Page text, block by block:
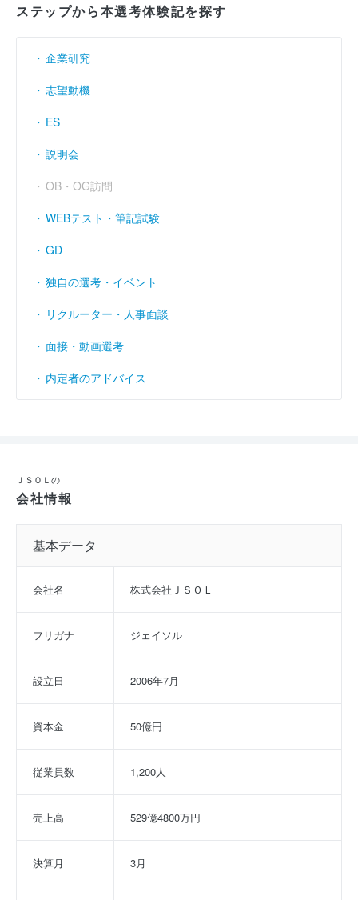
ステップから本選考体験記を探す
企業研究
志望動機
ES
説明会
OB・OG訪問
WEBテスト・筆記試験
GD
独自の選考・イベント
リクルーター・人事面談
面接・動画選考
内定者のアドバイス
ＪＳＯＬの
会社情報
基本データ
会社名 株式会社ＪＳＯＬ
フリガナ ジェイソル
設立日 2006年7月
資本金 50億円
従業員数 1,200人
売上高 529億4800万円
決算月 3月